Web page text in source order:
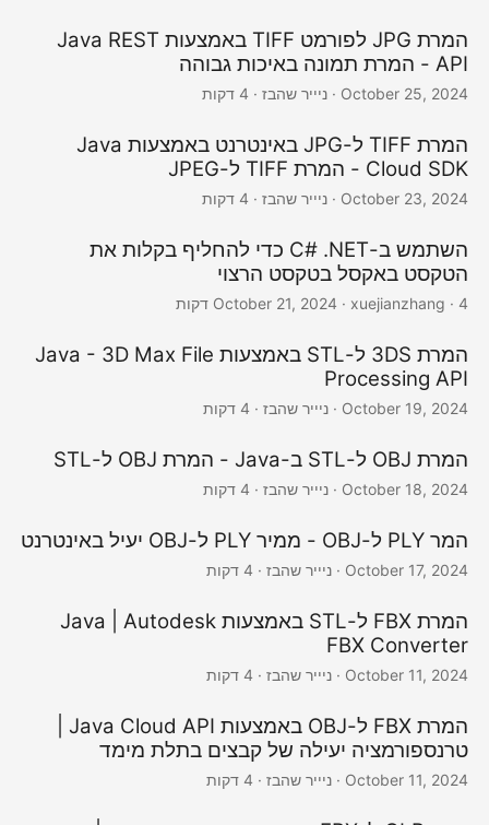
המרת JPG לפורמט TIFF באמצעות Java REST
API - המרת תמונה באיכות גבוהה
October 25, 2024· ניייר שהבז · 4 דקות
המרת TIFF ל-JPG באינטרנט באמצעות Java
Cloud SDK - המרת TIFF ל-JPEG
October 23, 2024· ניייר שהבז · 4 דקות
השתמש ב-C# .NET כדי להחליף בקלות את
הטקסט באקסל בטקסט הרצוי
October 21, 2024 · xuejianzhang · 4 דקות
המרת 3DS ל-STL באמצעות Java - 3D Max File
Processing API
October 19, 2024· ניייר שהבז · 4 דקות
המרת OBJ ל-STL ב-Java - המרת OBJ ל-STL
October 18, 2024· ניייר שהבז · 4 דקות
המר PLY ל-OBJ - ממיר PLY ל-OBJ יעיל באינטרנט
October 17, 2024· ניייר שהבז · 4 דקות
המרת FBX ל-STL באמצעות Java | Autodesk
FBX Converter
October 11, 2024· ניייר שהבז · 4 דקות
המרת FBX ל-OBJ באמצעות Java Cloud API |
טרנספורמציה יעילה של קבצים בתלת מימד
October 11, 2024· ניייר שהבז · 4 דקות